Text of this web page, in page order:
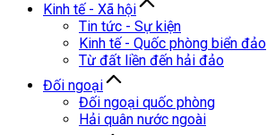
Kinh tế - Xã hội
Tin tức - Sự kiện
Kinh tế - Quốc phòng biển đảo
Từ đất liền đến hải đảo
Đối ngoại
Đối ngoại quốc phòng
Hải quân nước ngoài